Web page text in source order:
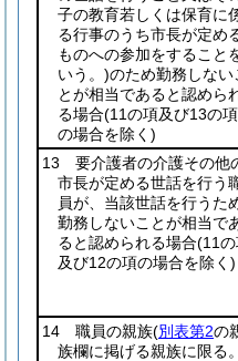
子の教育若しくは保育に
る行事のうち市長が定め
ものへの参加をすること
いう。)のため勤務しない
とが相当であると認めら
る場合(11の項及び13の項
の場合を除く)
13 要介護者の介護その他
市長が定める世話を行う
員が、当該世話を行うた
勤務しないことが相当で
ると認められる場合(11
及び12の項の場合を除く)
14 職員の親族(別表第2の
族欄に掲げる親族に限る